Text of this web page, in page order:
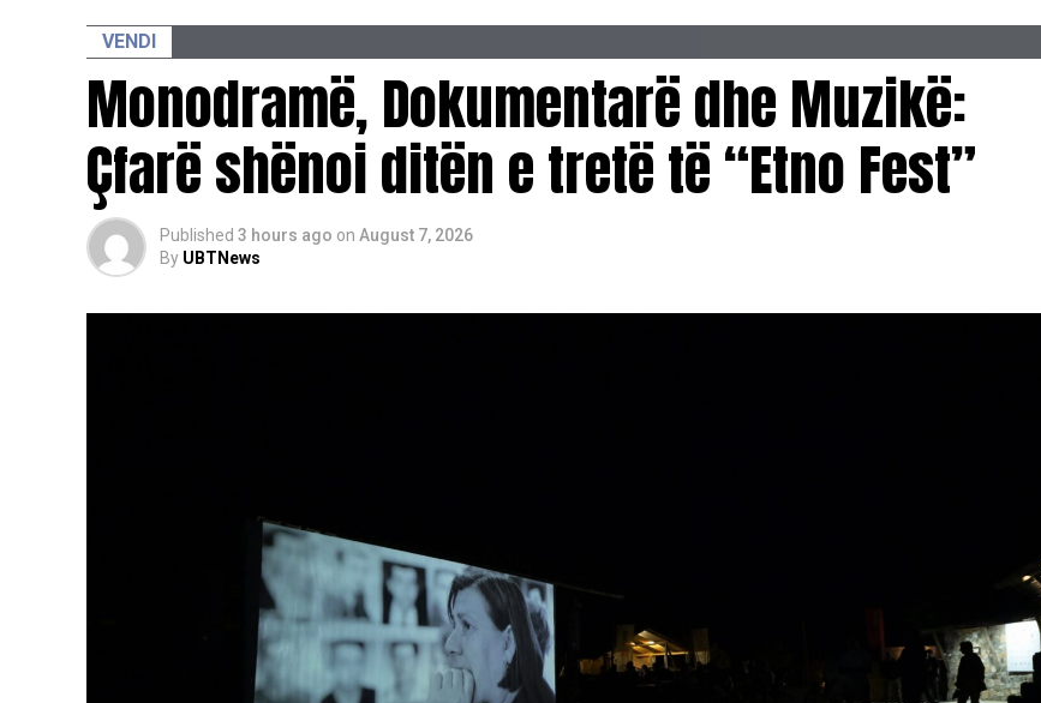
VENDI
Monodramë, Dokumentarë dhe Muzikë:
Çfarë shënoi ditën e tretë të “Etno Fest”
Published 3 hours ago on August 7, 2026
By UBTNews